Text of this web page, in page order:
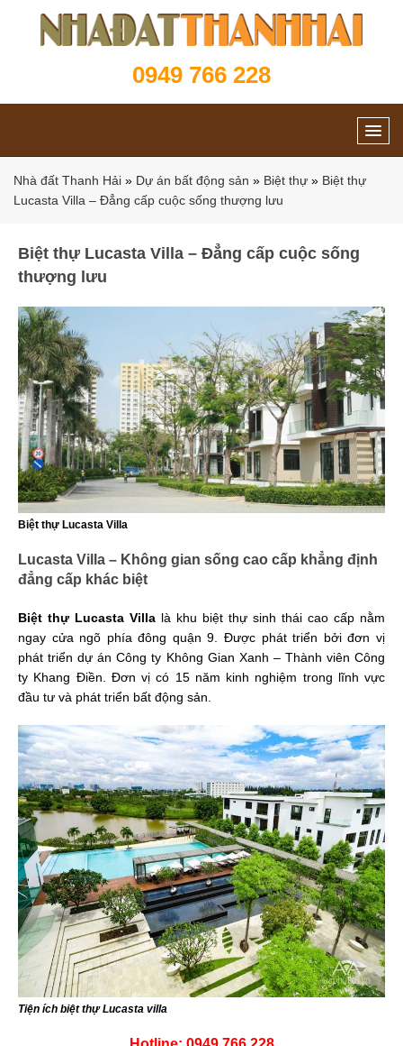
0949 766 228
Nhà đất Thanh Hải » Dự án bất động sản » Biệt thự » Biệt thự
Lucasta Villa – Đẳng cấp cuộc sống thượng lưu
Biệt thự Lucasta Villa – Đẳng cấp cuộc sống
thượng lưu
Biệt thự Lucasta Villa
Lucasta Villa – Không gian sống cao cấp khẳng định
đẳng cấp khác biệt
Biệt thự Lucasta Villa là khu biệt thự sinh thái cao cấp nằm
ngay cửa ngõ phía đông quận 9. Được phát triển bởi đơn vị
phát triển dự án Công ty Không Gian Xanh – Thành viên Công
ty Khang Điền. Đơn vị có 15 năm kinh nghiệm trong lĩnh vực
đầu tư và phát triển bất động sản.
Tiện ích biệt thự Lucasta villa